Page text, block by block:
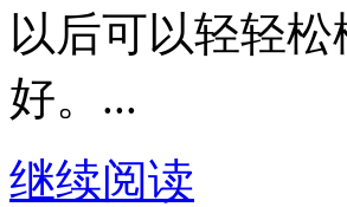
以后可以轻轻
好。...
继续阅读